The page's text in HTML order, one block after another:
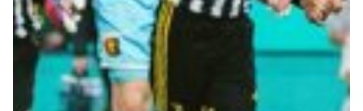
Robe di Kappa x Genoa
Vintage Collection
Red&Blue Voices